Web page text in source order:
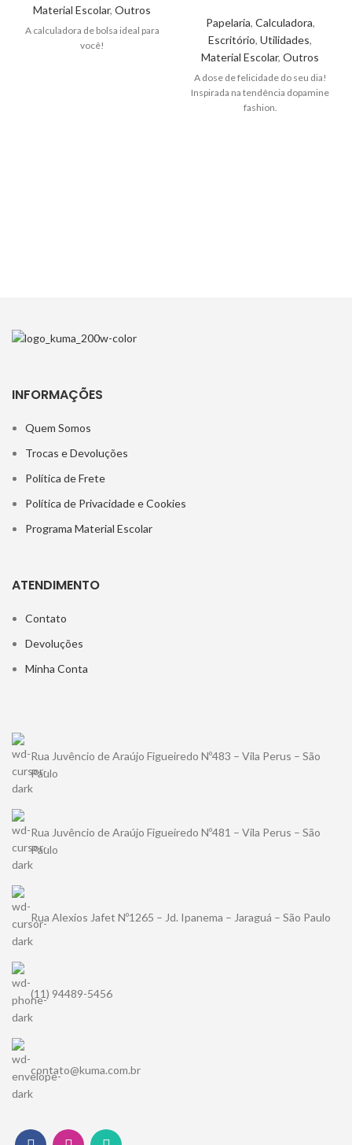
Material Escolar, Outros
A calculadora de bolsa ideal para
você!
Papelaria, Calculadora,
Escritório, Utilidades,
Material Escolar, Outros
A dose de felicidade do seu dia!
Inspirada na tendência dopamine
fashion.
INFORMAÇÕES
Quem Somos
Trocas e Devoluções
Política de Frete
Política de Privacidade e Cookies
Programa Material Escolar
ATENDIMENTO
Contato
Devoluções
Minha Conta
Rua Juvêncio de Araújo Figueiredo Nº483 – Vila Perus – São
Paulo
Rua Juvêncio de Araújo Figueiredo Nº481 – Vila Perus – São
Paulo
Rua Alexios Jafet Nº1265 – Jd. Ipanema – Jaraguá – São Paulo
(11) 94489-5456
contato@kuma.com.br